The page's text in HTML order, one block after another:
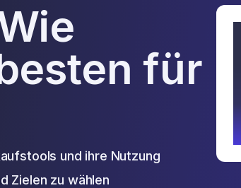
für
und ihre Nutzung
Zielen zu wählen